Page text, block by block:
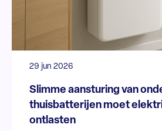
29 jun 2026
Slimme aansturing van
thuisbatterijen moet
ontlasten